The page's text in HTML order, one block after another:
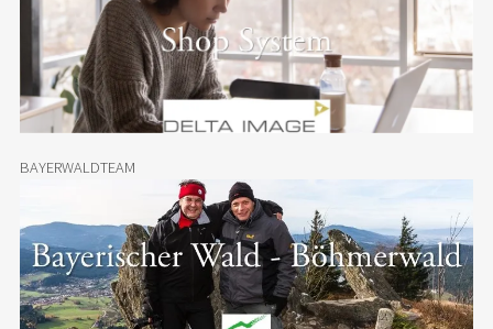
BAYERWALDTEAM